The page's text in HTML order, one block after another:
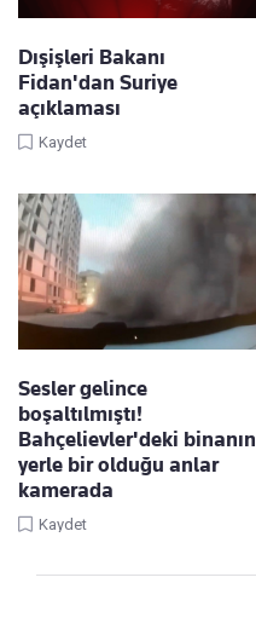
Dışişleri Bakanı
Fidan'dan Suriye
açıklaması
Kaydet
Sesler gelince
boşaltılmıştı!
Bahçelievler'deki binanın
yerle bir olduğu anlar
kamerada
Kaydet